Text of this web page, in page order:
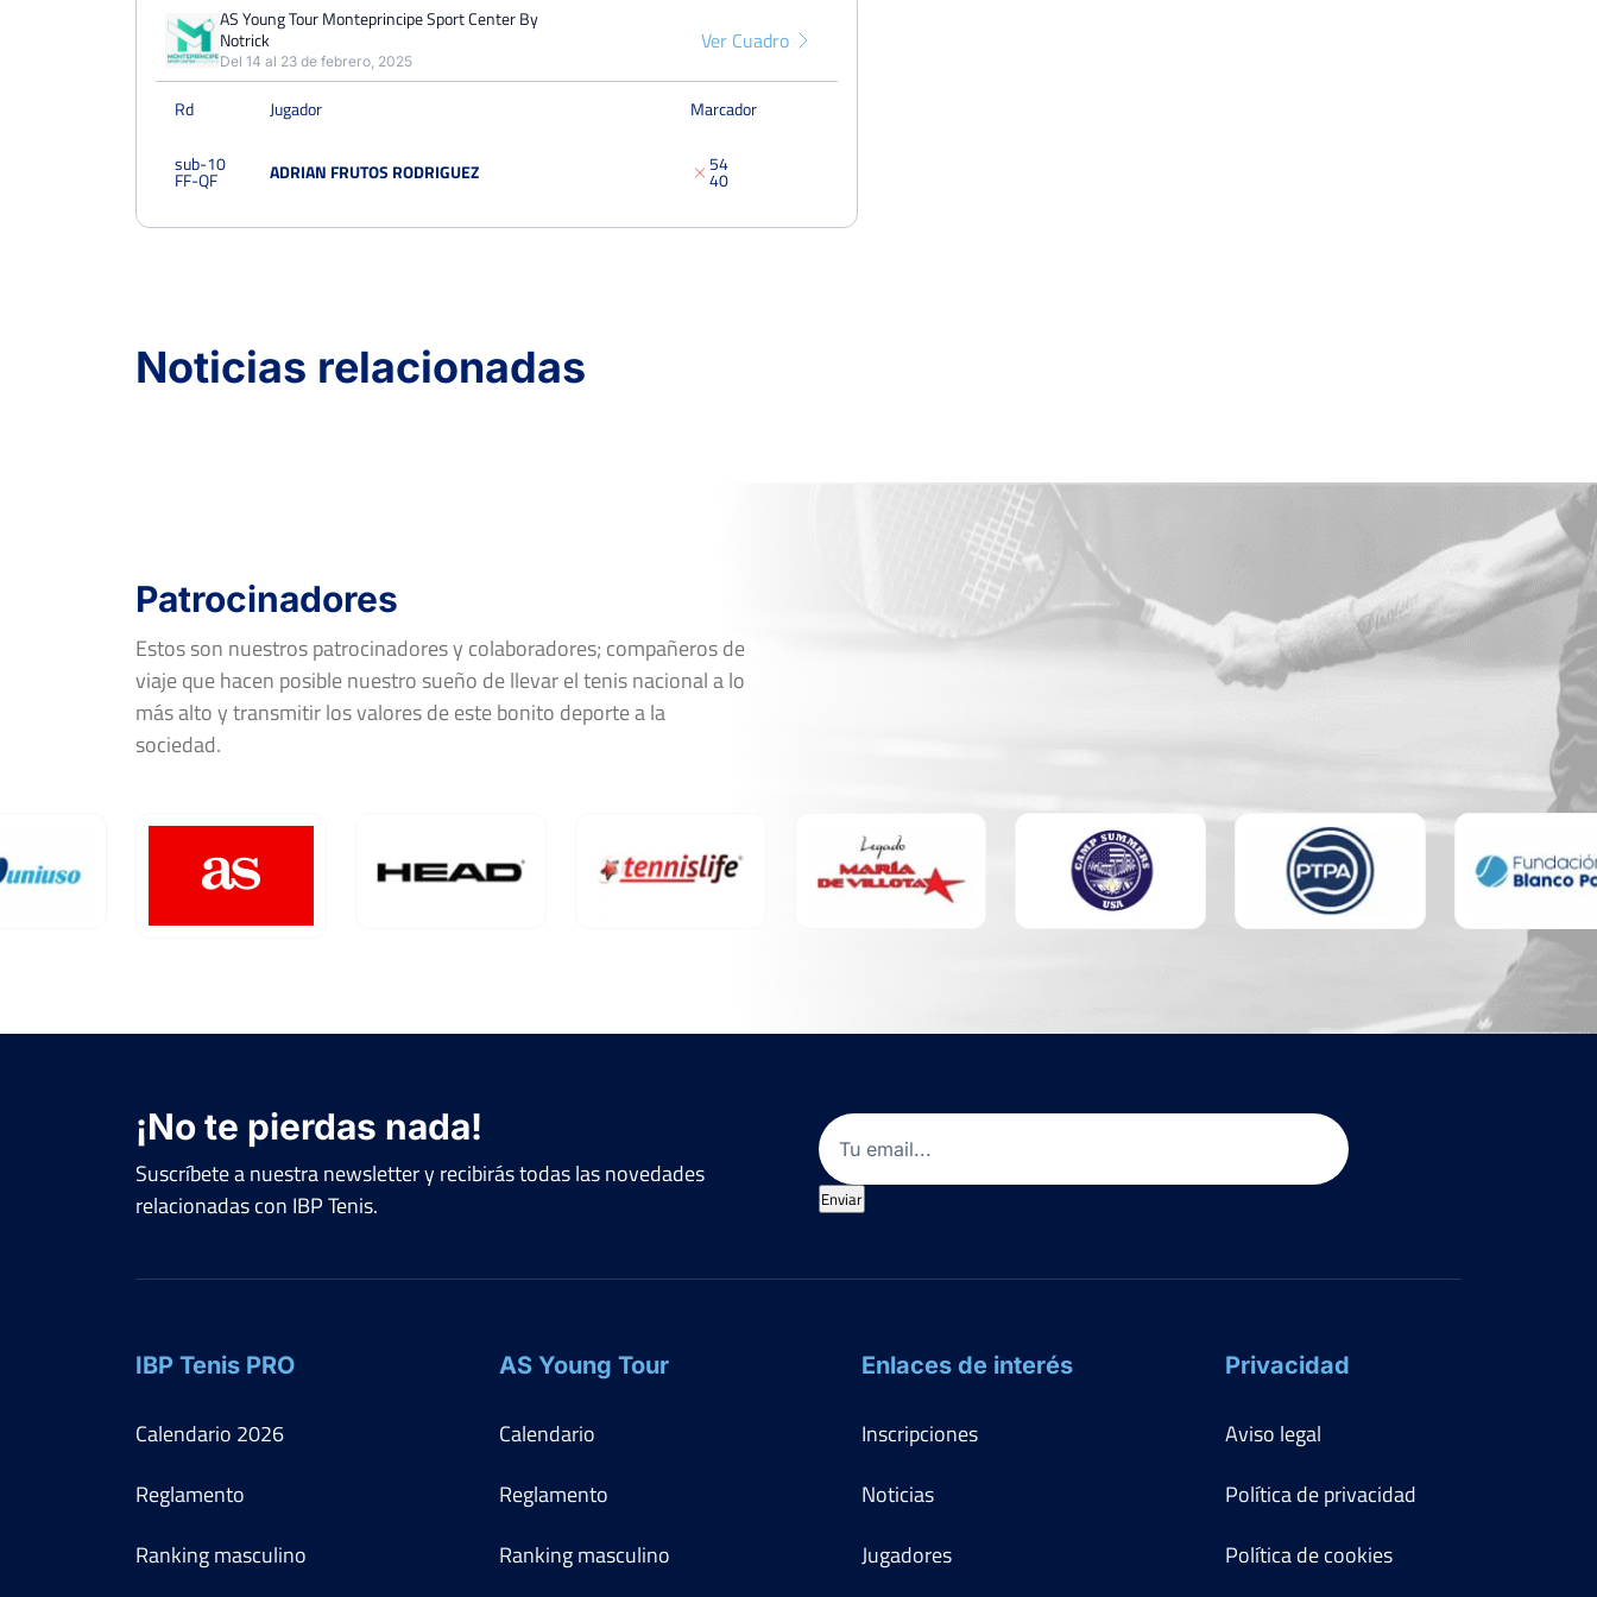
PERDIDOSPARTIDOSGANADOS
1
PERDIDOS JUEGOS GANADOS
AS Young Tour Monteprincipe Sport Center By
Notrick
Del 14 al 23 de febrero, 2025
Ver Cuadro
Rd Jugador Marcador
sub-10
FF-QF ADRIAN FRUTOS RODRIGUEZ 5
4
4
0
Noticias relacionadas
Patrocinadores
Estos son nuestros patrocinadores y colaboradores; compañeros de
viaje que hacen posible nuestro sueño de llevar el tenis nacional a lo
más alto y transmitir los valores de este bonito deporte a la
sociedad.
¡No te pierdas nada!
Suscríbete a nuestra newsletter y recibirás todas las novedades
relacionadas con IBP Tenis.
Email
Enviar
IBP Tenis PRO
Calendario 2026
Reglamento
Ranking masculino
AS Young Tour
Calendario
Reglamento
Ranking masculino
Enlaces de interés
Inscripciones
Noticias
Jugadores
Privacidad
Aviso legal
Política de privacidad
Política de cookies